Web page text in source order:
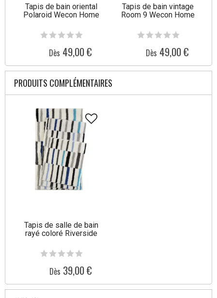
Tapis de bain oriental
Polaroid Wecon Home
Dès 49,00 €
Tapis de bain vintage
Room 9 Wecon Home
Dès 49,00 €
PRODUITS COMPLÉMENTAIRES
Tapis de salle de bain
rayé coloré Riverside
Dès 39,00 €